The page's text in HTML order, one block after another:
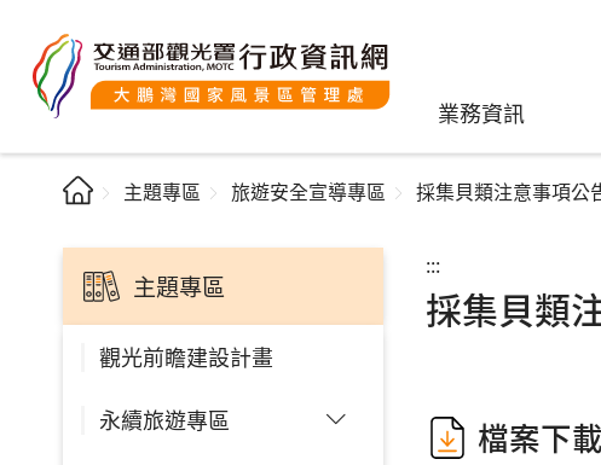
業務資訊
主題專區 旅遊安全宣導專區 採集貝類注意事項公
主題專區
觀光前瞻建設計畫
永續旅遊專區
:::
採集貝類
檔案下載